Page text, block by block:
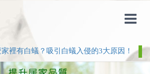
裡有白蟻？吸引白蟻入侵的3大原因！